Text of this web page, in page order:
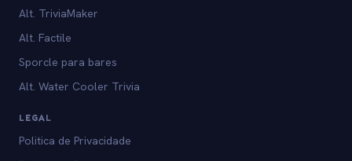
Alt. TriviaMaker
Alt. Factile
Sporcle para bares
Alt. Water Cooler Trivia
LEGAL
Politica de Privacidade